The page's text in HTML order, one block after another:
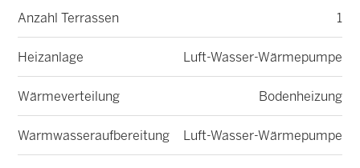
Anzahl Terrassen
Heizanlage Luft-Wasser-Wärmepumpe
Wärmeverteilung Bodenheizung
Warmwasseraufbereitung Luft-Wasser-Wärmepumpe